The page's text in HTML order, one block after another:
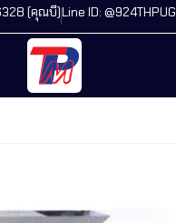
(คุณบี)Line ID: @924THPUG
หมด/เครื่องบดรอบช้า